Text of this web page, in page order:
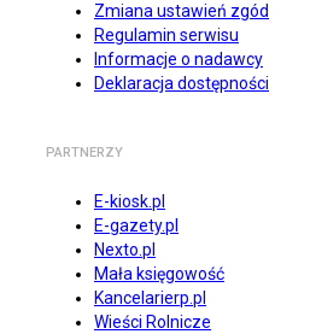
Zmiana ustawień zgód
Regulamin serwisu
Informacje o nadawcy
Deklaracja dostępności
PARTNERZY
E-kiosk.pl
E-gazety.pl
Nexto.pl
Mała księgowość
Kancelarierp.pl
Wieści Rolnicze